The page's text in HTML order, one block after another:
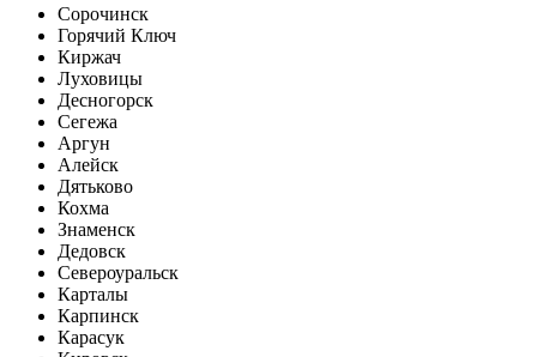
Сорочинск
Горячий Ключ
Киржач
Луховицы
Десногорск
Сегежа
Аргун
Алейск
Дятьково
Кохма
Знаменск
Дедовск
Североуральск
Карталы
Карпинск
Карасук